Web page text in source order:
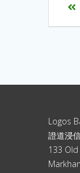
Logos
證道浸
133